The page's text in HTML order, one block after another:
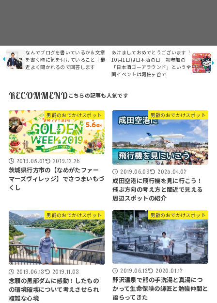
なんでブログを書いているか＆文章
を書く時に気を付けていること｜最
近よく聞かれるので回答します
あけましておめでとうございます！
10月1日は日本酒の日！初参加の
「日本酒ゴーアラウンド」という全
国イベントは阿佐ヶ谷で
RECOMMEND
男爵のおでかけスポット
2019.05.01 2019.12.26
茨城県行方市の【なめがたファー
マーズヴィレッジ】でさつまいもづ
くし
男爵のおでかけスポット
2019.06.09 2025.04.07
成田空港に飛行機を見に行こう！
飛ぶ方向の考え方と間近で見える
周辺スポットの紹介
男爵のおでかけスポット
2019.06.13 2019.11.03
念願の黒部ダムに感動！したもの
の環境破壊について考えさせられ
複雑な心境
男爵のおでかけスポット
2019.06.12 2020.01.17
野沢温泉で熊の手洗湯と真湯につ
かって生命保険の師匠と勉強仲間と
語らってきた